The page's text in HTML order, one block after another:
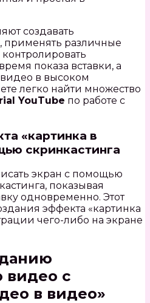
создавать
, применять различные
контролировать
показа вставки, а
в высоком
легко найти множество
YouTube по работе с
«картинка в
скринкастинга
экран с помощью
показывая
одновременно. Этот
эффекта «картинка
чего-либо на экране
видео с
в видео»